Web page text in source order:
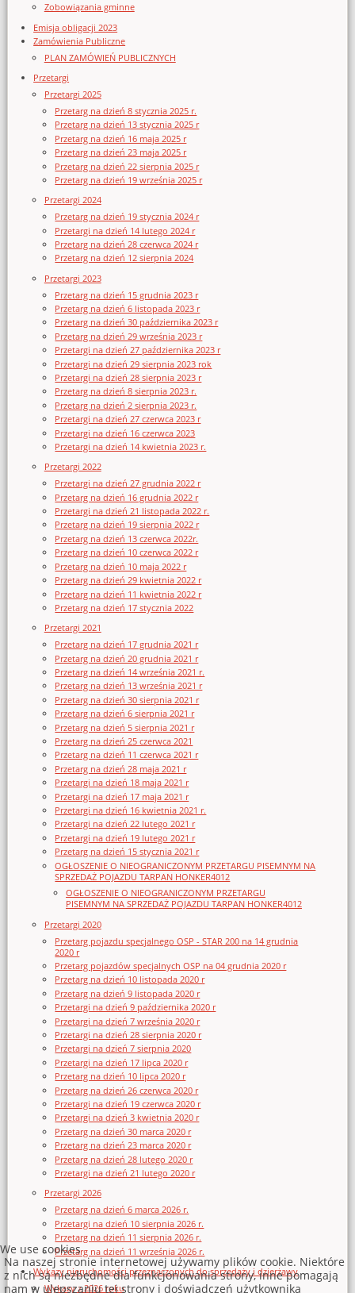
Zobowiązania gminne
Emisja obligacji 2023
Zamówienia Publiczne
PLAN ZAMÓWIEŃ PUBLICZNYCH
Przetargi
Przetargi 2025
Przetarg na dzień 8 stycznia 2025 r.
Przetarg na dzień 13 stycznia 2025 r
Przetarg na dzień 16 maja 2025 r
Przetarg na dzień 23 maja 2025 r
Przetarg na dzień 22 sierpnia 2025 r
Przetarg na dzień 19 września 2025 r
Przetargi 2024
Przetarg na dzień 19 stycznia 2024 r
Przetargi na dzień 14 lutego 2024 r
Przetarg na dzień 28 czerwca 2024 r
Przetarg na dzień 12 sierpnia 2024
Przetargi 2023
Przetarg na dzień 15 grudnia 2023 r
Przetarg na dzień 6 listopada 2023 r
Przetarg na dzień 30 października 2023 r
Przetarg na dzień 29 września 2023 r
Przetargi na dzień 27 października 2023 r
Przetargi na dzień 29 sierpnia 2023 rok
Przetargi na dzień 28 sierpnia 2023 r
Przetarg na dzień 8 sierpnia 2023 r.
Przetarg na dzień 2 sierpnia 2023 r.
Przetargi na dzień 27 czerwca 2023 r
Przetargi na dzień 16 czerwca 2023
Przetargi na dzień 14 kwietnia 2023 r.
Przetargi 2022
Przetargi na dzień 27 grudnia 2022 r
Przetarg na dzień 16 grudnia 2022 r
Przetargi na dzień 21 listopada 2022 r.
Przetarg na dzień 19 sierpnia 2022 r
Przetarg na dzień 13 czerwca 2022r.
Przetarg na dzień 10 czerwca 2022 r
Przetarg na dzień 10 maja 2022 r
Przetarg na dzień 29 kwietnia 2022 r
Przetarg na dzień 11 kwietnia 2022 r
Przetarg na dzień 17 stycznia 2022
Przetargi 2021
Przetarg na dzień 17 grudnia 2021 r
Przetarg na dzień 20 grudnia 2021 r
Przetarg na dzień 14 września 2021 r.
Przetarg na dzień 13 września 2021 r
Przetarg na dzień 30 sierpnia 2021 r
Przetarg na dzień 6 sierpnia 2021 r
Przetarg na dzień 5 sierpnia 2021 r
Przetarg na dzień 25 czerwca 2021
Przetarg na dzień 11 czerwca 2021 r
Przetarg na dzień 28 maja 2021 r
Przetargi na dzień 18 maja 2021 r
Przetargi na dzień 17 maja 2021 r
Przetargi na dzień 16 kwietnia 2021 r.
Przetargi na dzień 22 lutego 2021 r
Przetargi na dzień 19 lutego 2021 r
Przetarg na dzień 15 stycznia 2021 r
OGŁOSZENIE O NIEOGRANICZONYM PRZETARGU PISEMNYM NA
SPRZEDAŻ POJAZDU TARPAN HONKER4012
OGŁOSZENIE O NIEOGRANICZONYM PRZETARGU
PISEMNYM NA SPRZEDAŻ POJAZDU TARPAN HONKER4012
Przetargi 2020
Przetarg pojazdu specjalnego OSP - STAR 200 na 14 grudnia
2020 r
Przetarg pojazdów specjalnych OSP na 04 grudnia 2020 r
Przetarg na dzień 10 listopada 2020 r
Przetarg na dzień 9 listopada 2020 r
Przetargi na dzień 9 października 2020 r
Przetargi na dzień 7 września 2020 r
Przetargi na dzień 28 sierpnia 2020 r
Przetargi na dzień 7 sierpnia 2020
Przetargi na dzień 17 lipca 2020 r
Przetarg na dzień 10 lipca 2020 r
Przetarg na dzień 26 czerwca 2020 r
Przetargi na dzień 19 czerwca 2020 r
Przetargi na dzień 3 kwietnia 2020 r
Przetarg na dzień 30 marca 2020 r
Przetarg na dzień 23 marca 2020 r
Przetarg na dzień 28 lutego 2020 r
Przetargi na dzień 21 lutego 2020 r
Przetargi 2026
Przetarg na dzień 6 marca 2026 r.
Przetargi na dzień 10 sierpnia 2026 r.
Przetarg na dzień 11 sierpnia 2026 r.
Przetarg na dzień 11 września 2026 r.
Wykazy nieruchomości przeznaczonych do sprzedaży i dzierżawy
Wykazy z 2026 roku
We use cookies
Na naszej stronie internetowej używamy plików cookie. Niektóre
z nich są niezbędne dla funkcjonowania strony, inne pomagają
nam w ulepszaniu tej strony i doświadczeń użytkownika